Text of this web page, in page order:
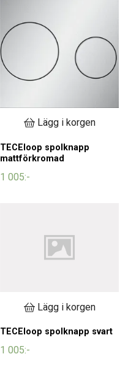
Lägg i korgen
TECEloop spolknapp
mattförkromad
1 005:-
Lägg i korgen
TECEloop spolknapp svart
1 005:-